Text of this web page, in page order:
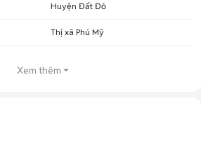
Huyện Đất Đỏ
Thị xã Phú Mỹ
Xem thêm